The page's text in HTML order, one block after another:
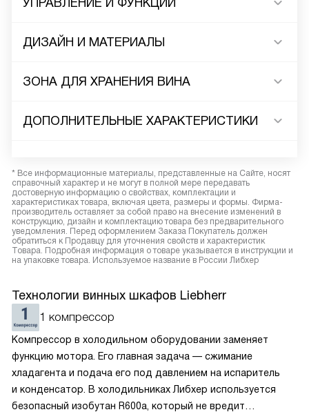
УПРАВЛЕНИЕ И ФУНКЦИИ
ДИЗАЙН И МАТЕРИАЛЫ
ЗОНА ДЛЯ ХРАНЕНИЯ ВИНА
ДОПОЛНИТЕЛЬНЫЕ ХАРАКТЕРИСТИКИ
* Все информационные материалы, представленные на Сайте, носят
справочный характер и не могут в полной мере передавать
достоверную информацию о свойствах, комплектации и
характеристиках товара, включая цвета, размеры и формы. Фирма-
производитель оставляет за собой право на внесение изменений в
конструкцию, дизайн и комплектацию товара без предварительного
уведомления. Перед оформлением Заказа Покупатель должен
обратиться к Продавцу для уточнения свойств и характеристик
Товара. Подробная информация о товаре указывается в инструкции и
на упаковке товара. Используемое название в России Либхер
Технологии винных шкафов Liebherr
1 компрессор
Компрессор в холодильном оборудовании заменяет
функцию мотора. Его главная задача — сжимание
хладагента и подача его под давлением на испаритель
и конденсатор. В холодильниках Либхер используется
безопасный изобутан R600a, который не вредит